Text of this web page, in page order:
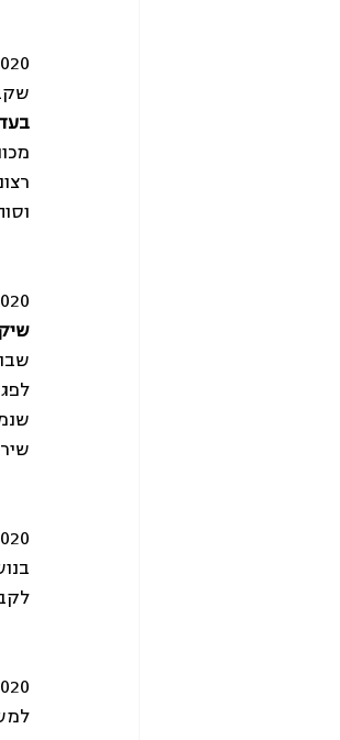
2.4.2020: הצטרפנו לארגונים